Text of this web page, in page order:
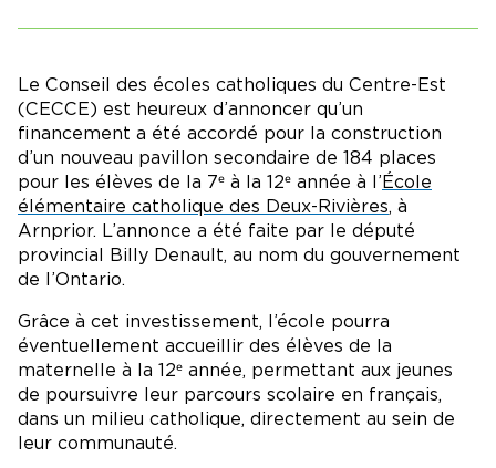
Le Conseil des écoles catholiques du Centre-Est
(CECCE) est heureux d’annoncer qu’un
financement a été accordé pour la construction
d’un nouveau pavillon secondaire de 184 places
pour les élèves de la 7ᵉ à la 12ᵉ année à l’École
élémentaire catholique des Deux-Rivières, à
Arnprior. L’annonce a été faite par le député
provincial Billy Denault, au nom du gouvernement
de l’Ontario.
Grâce à cet investissement, l’école pourra
éventuellement accueillir des élèves de la
maternelle à la 12ᵉ année, permettant aux jeunes
de poursuivre leur parcours scolaire en français,
dans un milieu catholique, directement au sein de
leur communauté.